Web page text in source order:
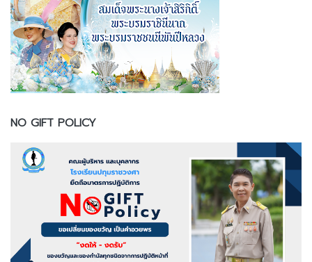
NO GIFT POLICY